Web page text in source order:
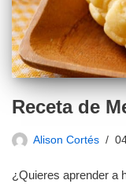
Receta de
Alison Cortés
¿Quieres aprender a